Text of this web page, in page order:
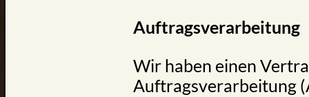
Auftragsverarbeitung
Wir haben einen
Auftragsverarbeitung